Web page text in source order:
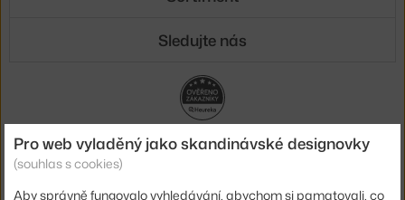
Pro web vyladěný jako skandinávské designovky
(souhlas s cookies)
Aby správně fungovalo vyhledávání, abychom si pamatovali, co
Sledujte nás
Doprava